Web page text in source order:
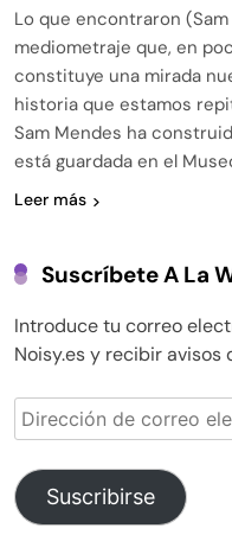
Lo que encontraron
mediometraje que, en
constituye una mirada
historia que estamos
Sam Mendes ha
está guardada en el
Leer más
Suscríbete A La
Introduce tu correo
Noisy.es y recibir avisos
Dirección
de
correo
electrónico
Suscribirse